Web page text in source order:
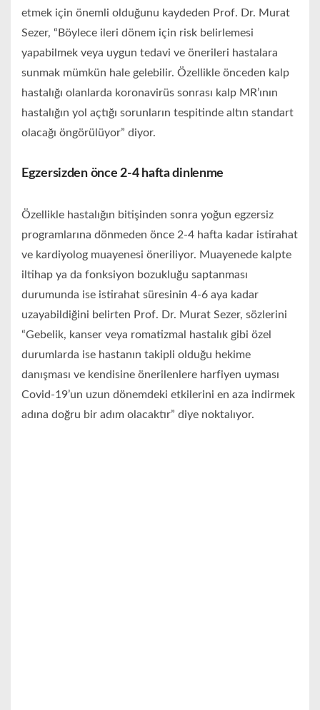
etmek için önemli olduğunu kaydeden Prof. Dr. Murat
Sezer, “Böylece ileri dönem için risk belirlemesi
yapabilmek veya uygun tedavi ve önerileri hastalara
sunmak mümkün hale gelebilir. Özellikle önceden kalp
hastalığı olanlarda koronavirüs sonrası kalp MR’ının
hastalığın yol açtığı sorunların tespitinde altın standart
olacağı öngörülüyor” diyor.
Egzersizden önce 2-4 hafta dinlenme
Özellikle hastalığın bitişinden sonra yoğun egzersiz
programlarına dönmeden önce 2-4 hafta kadar istirahat
ve kardiyolog muayenesi öneriliyor. Muayenede kalpte
iltihap ya da fonksiyon bozukluğu saptanması
durumunda ise istirahat süresinin 4-6 aya kadar
uzayabildiğini belirten Prof. Dr. Murat Sezer, sözlerini
“Gebelik, kanser veya romatizmal hastalık gibi özel
durumlarda ise hastanın takipli olduğu hekime
danışması ve kendisine önerilenlere harfiyen uyması
Covid-19’un uzun dönemdeki etkilerini en aza indirmek
adına doğru bir adım olacaktır” diye noktalıyor.